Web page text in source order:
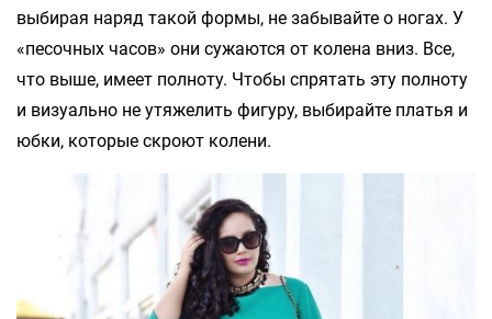
выбирая наряд такой формы, не забывайте о ногах. У
«песочных часов» они сужаются от колена вниз. Все,
что выше, имеет полноту. Чтобы спрятать эту полноту
и визуально не утяжелить фигуру, выбирайте платья и
юбки, которые скроют колени.